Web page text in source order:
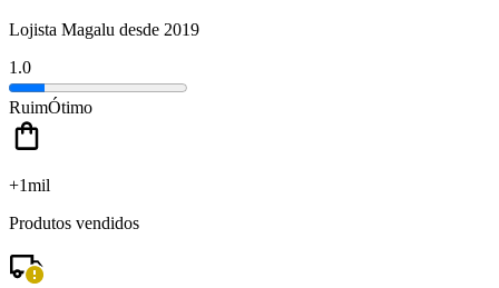
Lojista Magalu desde 2019
1.0
RuimÓtimo
+1mil
Produtos vendidos